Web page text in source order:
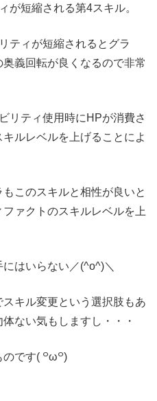
が短縮される第4スキル。
ティが短縮されるとグラ
義回転が良くなるので非常
リティ使用時にHPが消費さ
ルレベルを上げることによ
このスキルと相性が良いと
ァクトのスキルレベルを上
はいらない／(^o^)＼
キル変更という選択肢もあ
ない気もしますし・・・
です( ꒪ω꒪)